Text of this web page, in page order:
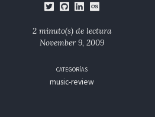
2 minuto(s) de lectura
November 9, 2009
CATEGORÍAS
music-review